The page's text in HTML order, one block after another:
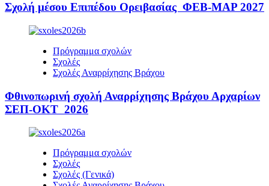
Σχολή μέσου Επιπέδου Ορειβασίας ΦΕΒ-ΜΑΡ 2027
Πρόγραμμα σχολών
Σχολές
Σχολές Αναρρίχησης Βράχου
Φθινοπωρινή σχολή Αναρρίχησης Βράχου Αρχαρίων
ΣΕΠ-ΟΚΤ 2026
Πρόγραμμα σχολών
Σχολές
Σχολές (Γενικά)